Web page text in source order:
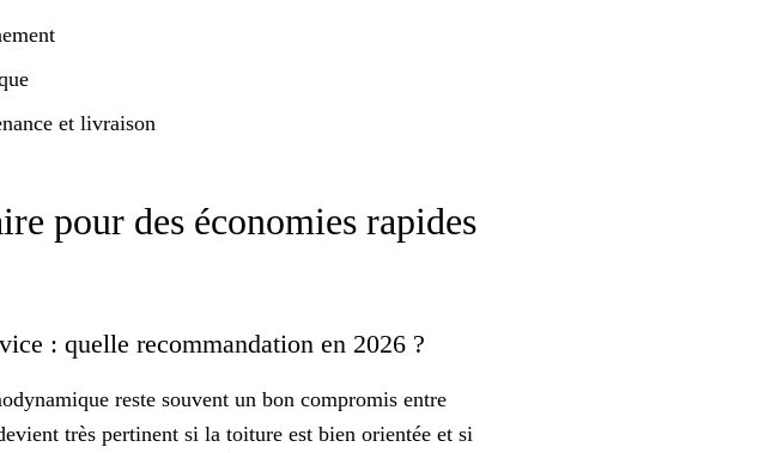
et livraison
pour des économies rapides
: quelle recommandation en 2026 ?
reste souvent un bon compromis entre
très pertinent si la toiture est bien orientée et si